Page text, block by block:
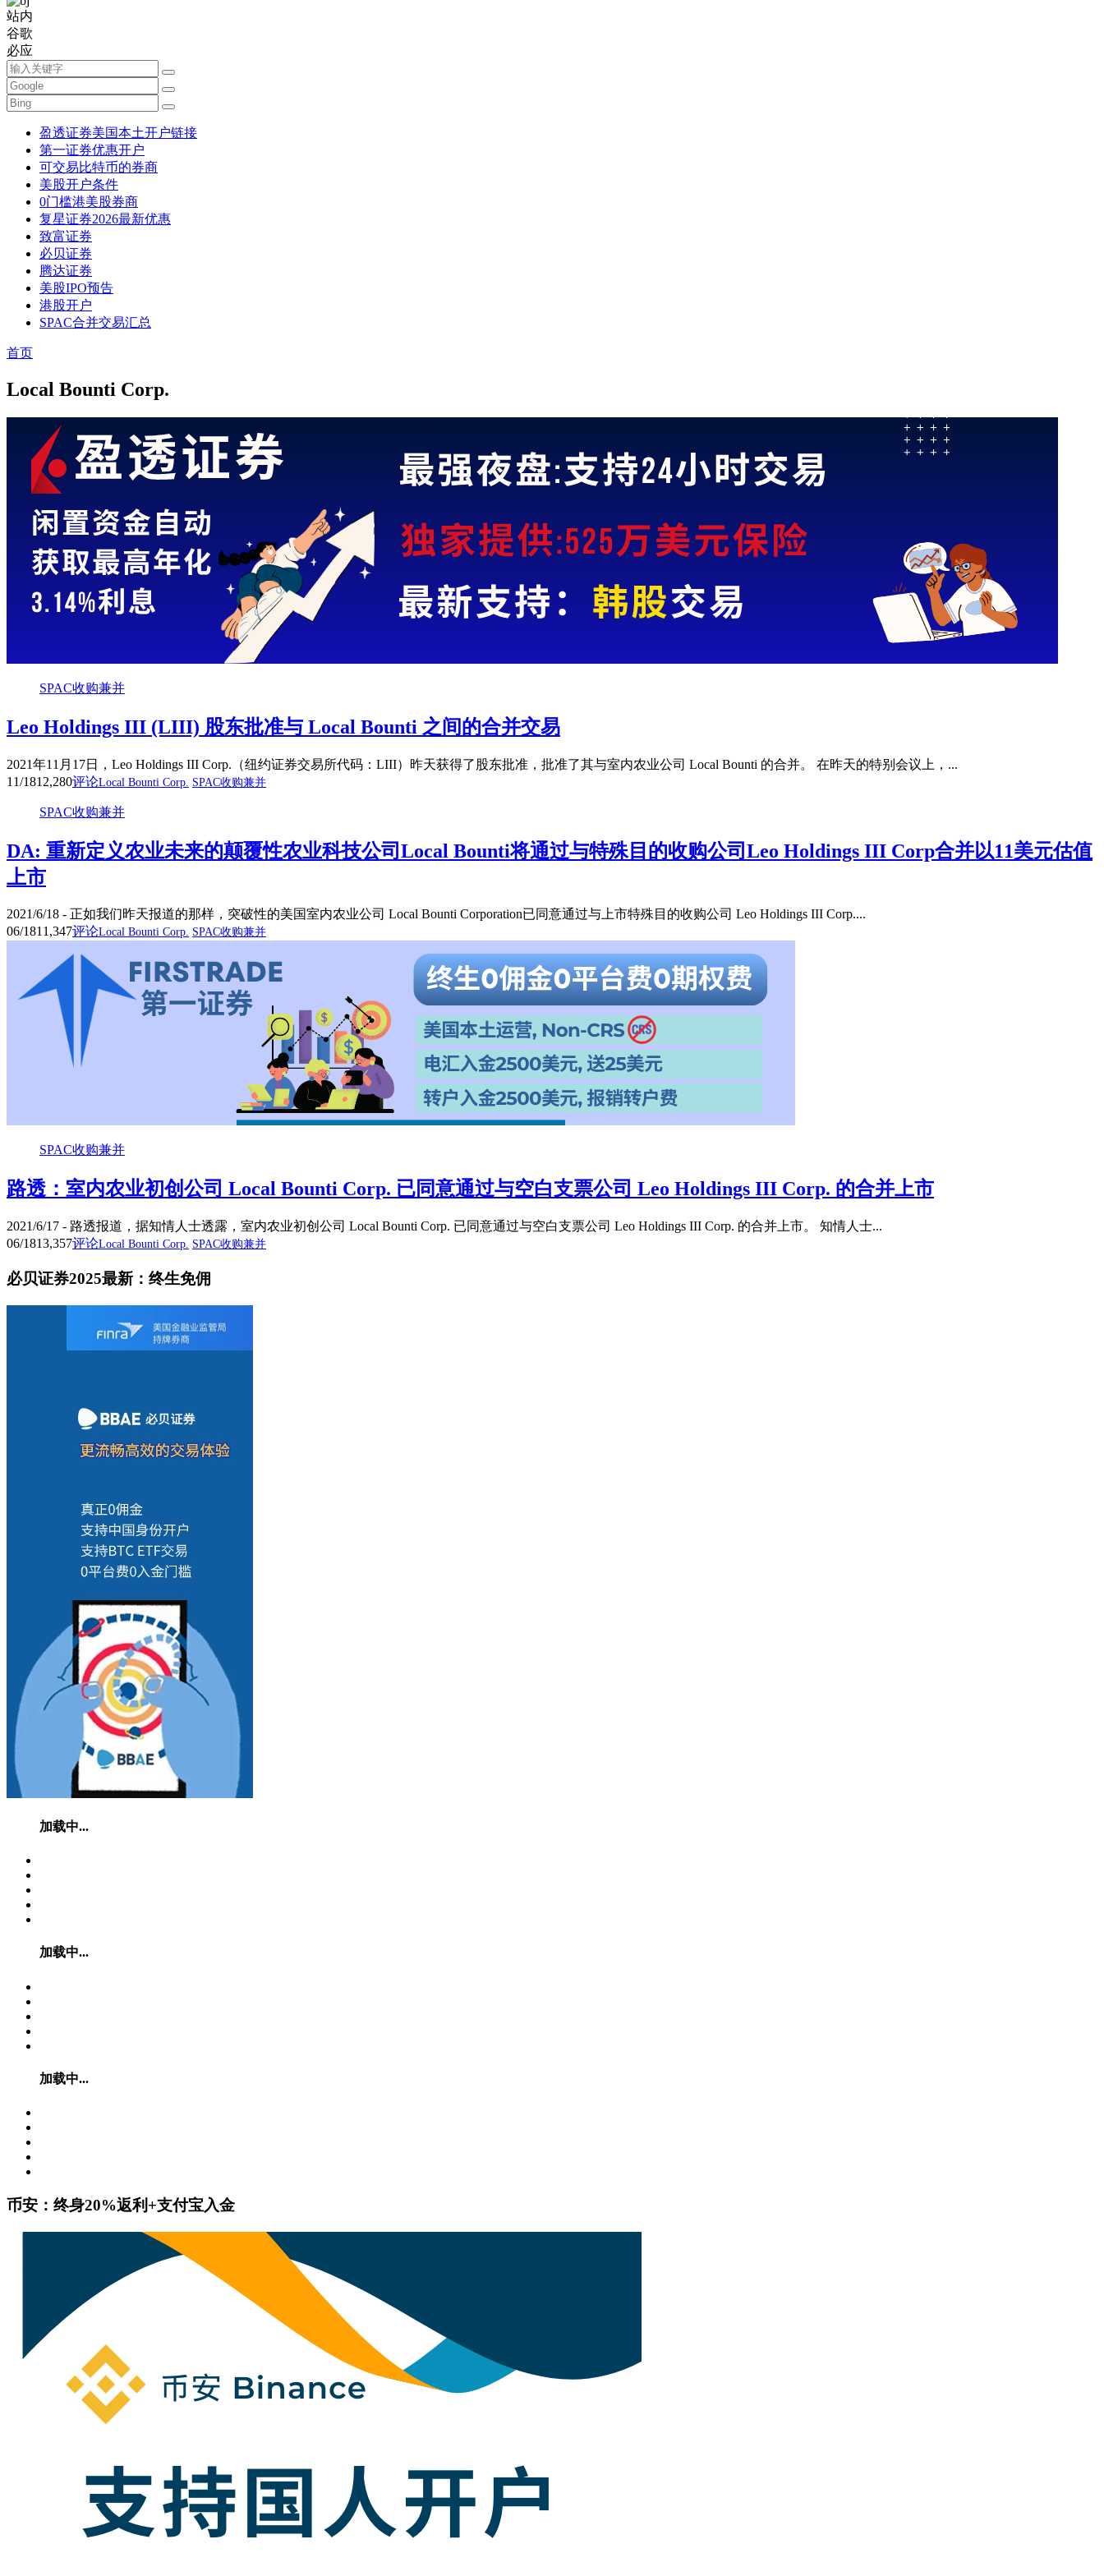
站内
谷歌
必应
盈透证券美国本土开户链接
第一证券优惠开户
可交易比特币的券商
美股开户条件
0门槛港美股券商
复星证券2026最新优惠
致富证券
必贝证券
腾达证券
美股IPO预告
港股开户
SPAC合并交易汇总
首页
Local Bounti Corp.
SPAC收购兼并
Leo Holdings III (LIII) 股东批准与 Local Bounti 之间的合并交易
2021年11月17日，Leo Holdings III Corp.（纽约证券交易所代码：LIII）昨天获得了股东批准，批准了其与室内农业公司 Local Bounti 的合并。 在昨天的特别会议上，...
11/1812,280评论Local Bounti Corp. SPAC收购兼并
SPAC收购兼并
DA: 重新定义农业未来的颠覆性农业科技公司Local Bounti将通过与特殊目的收购公司Leo Holdings III Corp合并以11美元估值
上市
2021/6/18 - 正如我们昨天报道的那样，突破性的美国室内农业公司 Local Bounti Corporation已同意通过与上市特殊目的收购公司 Leo Holdings III Corp....
06/1811,347评论Local Bounti Corp. SPAC收购兼并
SPAC收购兼并
路透：室内农业初创公司 Local Bounti Corp. 已同意通过与空白支票公司 Leo Holdings III Corp. 的合并上市
2021/6/17 - 路透报道，据知情人士透露，室内农业初创公司 Local Bounti Corp. 已同意通过与空白支票公司 Leo Holdings III Corp. 的合并上市。 知情人士...
06/1813,357评论Local Bounti Corp. SPAC收购兼并
必贝证券2025最新：终生免佣
加载中...
加载中...
加载中...
币安：终身20%返利+支付宝入金